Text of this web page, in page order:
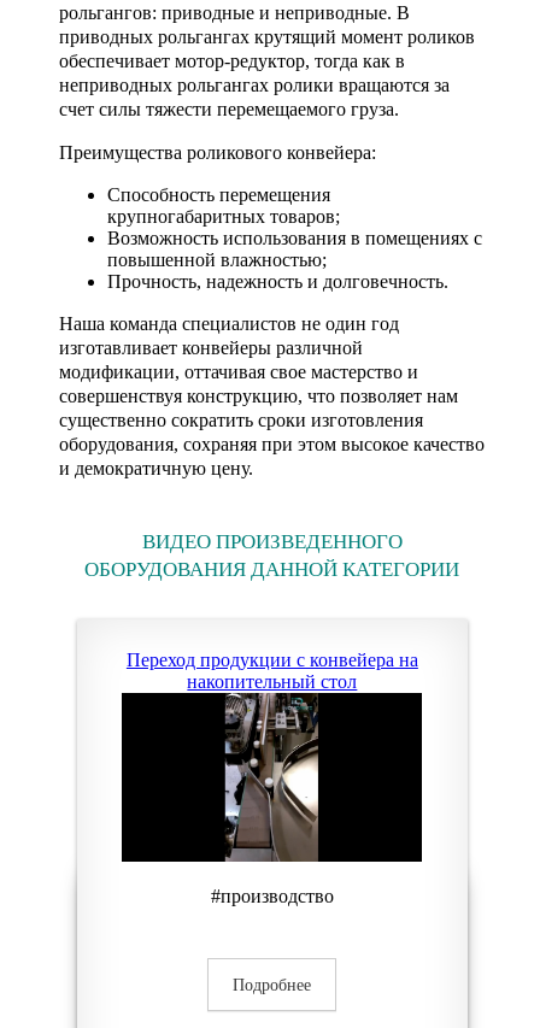
рольгангов: приводные и неприводные. В
приводных рольгангах крутящий момент роликов
обеспечивает мотор-редуктор, тогда как в
неприводных рольгангах ролики вращаются за
счет силы тяжести перемещаемого груза.
Преимущества роликового конвейера:
Способность перемещения
крупногабаритных товаров;
Возможность использования в помещениях с
повышенной влажностью;
Прочность, надежность и долговечность.
Наша команда специалистов не один год
изготавливает конвейеры различной
модификации, оттачивая свое мастерство и
совершенствуя конструкцию, что позволяет нам
существенно сократить сроки изготовления
оборудования, сохраняя при этом высокое качество
и демократичную цену.
ВИДЕО ПРОИЗВЕДЕННОГО
ОБОРУДОВАНИЯ ДАННОЙ КАТЕГОРИИ
Переход продукции с конвейера на
накопительный стол
#производство
Подробнее